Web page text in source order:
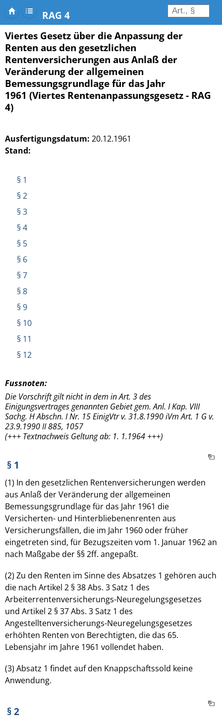
RAG 4
Viertes Gesetz über die Anpassung der
Renten aus den gesetzlichen
Rentenversicherungen aus Anlaß der
Veränderung der allgemeinen
Bemessungsgrundlage für das Jahr
1961 (Viertes Rentenanpassungsgesetz - RAG
4)
Ausfertigungsdatum: 20.12.1961
Stand:
§ 1
§ 2
§ 3
§ 4
§ 5
§ 6
§ 7
§ 8
§ 9
§ 10
§ 11
§ 12
Fussnoten:
Die Vorschrift gilt nicht in dem in Art. 3 des
Einigungsvertrages genannten Gebiet gem. Anl. I Kap. VIII
Sachg. H Abschn. I Nr. 15 EinigVtr v. 31.8.1990 iVm Art. 1 G v.
23.9.1990 II 885, 1057
(+++ Textnachweis Geltung ab: 1. 1.1964 +++)
§ 1
(1) In den gesetzlichen Rentenversicherungen werden
aus Anlaß der Veränderung der allgemeinen
Bemessungsgrundlage für das Jahr 1961 die
Versicherten- und Hinterbliebenenrenten aus
Versicherungsfällen, die im Jahr 1960 oder früher
eingetreten sind, für Bezugszeiten vom 1. Januar 1962 an
nach Maßgabe der §§ 2ff. angepaßt.
(2) Zu den Renten im Sinne des Absatzes 1 gehören auch
die nach Artikel 2 § 38 Abs. 3 Satz 1 des
Arbeiterrentenversicherungs-Neuregelungsgesetzes
und Artikel 2 § 37 Abs. 3 Satz 1 des
Angestelltenversicherungs-Neuregelungsgesetzes
erhöhten Renten von Berechtigten, die das 65.
Lebensjahr im Jahre 1961 vollendet haben.
(3) Absatz 1 findet auf den Knappschaftssold keine
Anwendung.
§ 2